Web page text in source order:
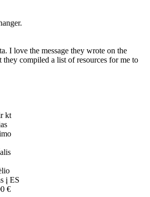
I love the message they wrote on the
compiled a list of resources for me to
kt
į ES
€